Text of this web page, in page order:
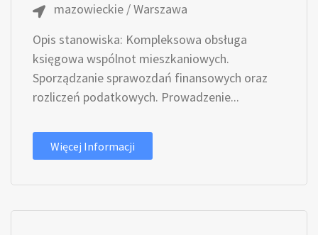
mazowieckie / Warszawa
Opis stanowiska: Kompleksowa obsługa
księgowa wspólnot mieszkaniowych.
Sporządzanie sprawozdań finansowych oraz
rozliczeń podatkowych. Prowadzenie...
Więcej Informacji